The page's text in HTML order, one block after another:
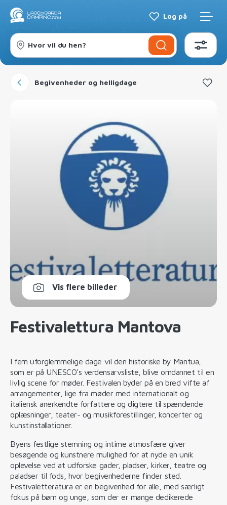
Log på
Hvor vil du hen?
Begivenheder og helligdage
Vis flere billeder
Festivalettura Mantova
I fem uforglemmelige dage vil den historiske by Mantua,
som er på UNESCO's verdensarvsliste, blive omdannet til en
livlig scene for møder. Festivalen byder på en bred vifte af
arrangementer, lige fra møder med internationalt og
italiensk anerkendte forfattere og digtere til spændende
oplæsninger, teater- og musikforestillinger, koncerter og
kunstinstallationer.
Byens festlige stemning og intime atmosfære giver
besøgende og kunstnere mulighed for at nyde en unik
oplevelse ved at udforske gader, pladser, kirker, teatre og
paladser til fods, hvor begivenhederne finder sted.
Festivaletteratura er en begivenhed for alle, med særligt
fokus på børn og unge, som der er mange dedikerede